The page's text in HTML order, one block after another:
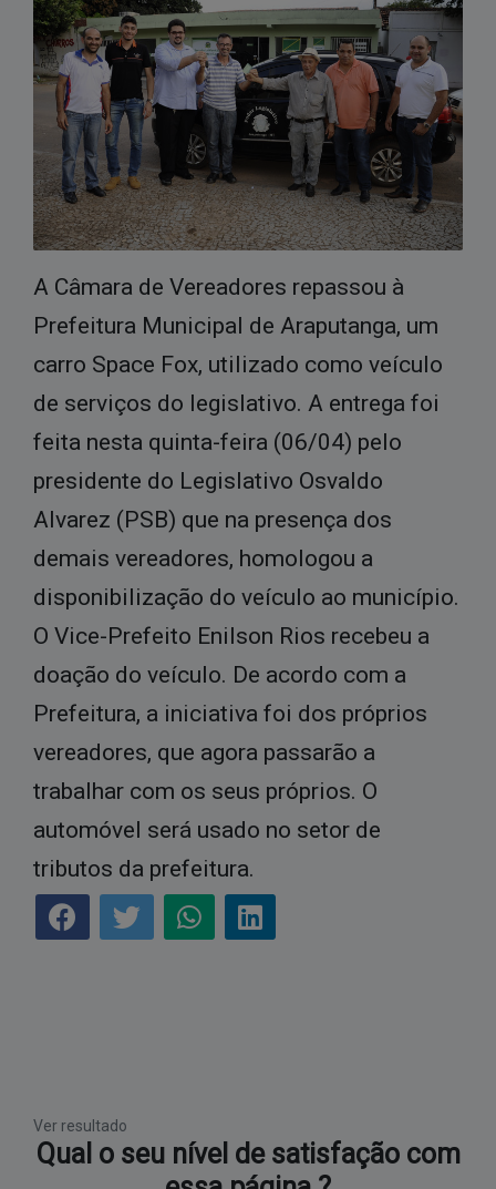
RREO
Tributos
Vigilância em Saúde
LGPD
Pregão presencial
Tomada de preço
A Câmara de Vereadores repassou à
Prefeitura Municipal de Araputanga, um
carro Space Fox, utilizado como veículo
de serviços do legislativo. A entrega foi
feita nesta quinta-feira (06/04) pelo
presidente do Legislativo Osvaldo
Alvarez (PSB) que na presença dos
demais vereadores, homologou a
disponibilização do veículo ao município.
O Vice-Prefeito Enilson Rios recebeu a
doação do veículo. De acordo com a
Prefeitura, a iniciativa foi dos próprios
vereadores, que agora passarão a
trabalhar com os seus próprios. O
automóvel será usado no setor de
tributos da prefeitura.
Ver resultado
Qual o seu nível de satisfação com